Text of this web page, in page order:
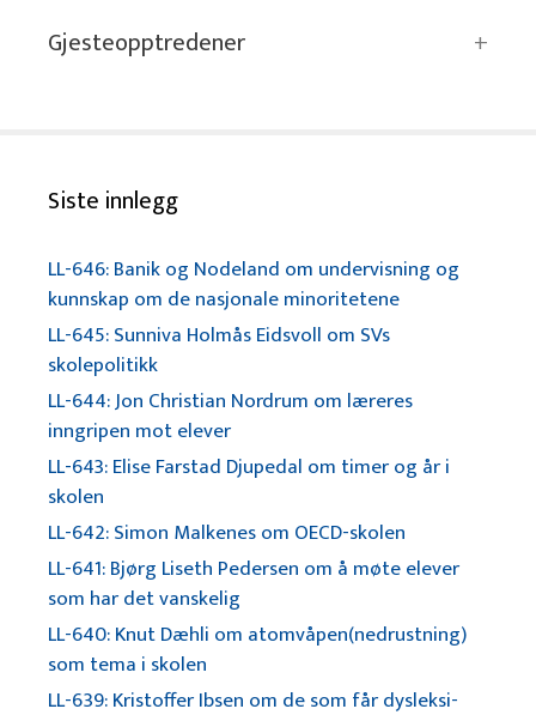
Gjesteopptredener
Siste innlegg
LL-646: Banik og Nodeland om undervisning og
kunnskap om de nasjonale minoritetene
LL-645: Sunniva Holmås Eidsvoll om SVs
skolepolitikk
LL-644: Jon Christian Nordrum om læreres
inngripen mot elever
LL-643: Elise Farstad Djupedal om timer og år i
skolen
LL-642: Simon Malkenes om OECD-skolen
LL-641: Bjørg Liseth Pedersen om å møte elever
som har det vanskelig
LL-640: Knut Dæhli om atomvåpen(nedrustning)
som tema i skolen
LL-639: Kristoffer Ibsen om de som får dysleksi-